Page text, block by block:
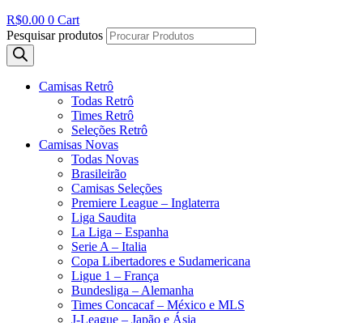
R$0.00 0 Cart
Pesquisar produtos
Camisas Retrô
Todas Retrô
Times Retrô
Seleções Retrô
Camisas Novas
Todas Novas
Brasileirão
Camisas Seleções
Premiere League – Inglaterra
Liga Saudita
La Liga – Espanha
Serie A – Italia
Copa Libertadores e Sudamericana
Ligue 1 – França
Bundesliga – Alemanha
Times Concacaf – México e MLS
J-League – Japão e Ásia